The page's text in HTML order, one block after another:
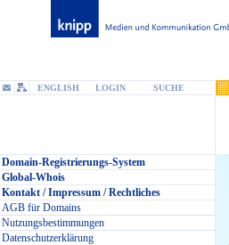
ENGLISH LOGIN SUCHE
Domain-Registrierungs-System
Global-Whois
Kontakt / Impressum / Rechtliches
AGB für Domains
Nutzungsbestimmungen
Datenschutzerklärung